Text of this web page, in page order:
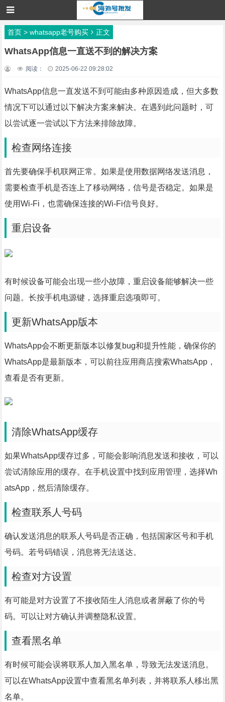
首页> whatsapp老号购买 正文
WhatsApp信息一直送不到的解决方案
阅读： 2025-06-22 09:28:02
WhatsApp信息一直发送不到可能由多种原因造成，但大多数
情况下可以通过以下解决方案来解决。在遇到此问题时，可
以尝试逐一尝试以下方法来排除故障。
检查网络连接
首先要确保手机联网正常。如果是使用数据网络发送消息，
需要检查手机是否连上了移动网络，信号是否稳定。如果是
使用Wi-Fi，也需确保连接的Wi-Fi信号良好。
重启设备
有时候设备可能会出现一些小故障，重启设备能够解决一些
问题。长按手机电源键，选择重启选项即可。
更新WhatsApp版本
WhatsApp会不断更新版本以修复bug和提升性能，确保你的
WhatsApp是最新版本，可以前往应用商店搜索WhatsApp，
查看是否有更新。
清除WhatsApp缓存
如果WhatsApp缓存过多，可能会影响消息发送和接收，可以
尝试清除应用的缓存。在手机设置中找到应用管理，选择Wh
atsApp，然后清除缓存。
检查联系人号码
确认发送消息的联系人号码是否正确，包括国家区号和手机
号码。若号码错误，消息将无法送达。
检查对方设置
有可能是对方设置了不接收陌生人消息或者屏蔽了你的号
码。可以让对方确认并调整隐私设置。
查看黑名单
有时候可能会误将联系人加入黑名单，导致无法发送消息。
可以在WhatsApp设置中查看黑名单列表，并将联系人移出黑
名单。